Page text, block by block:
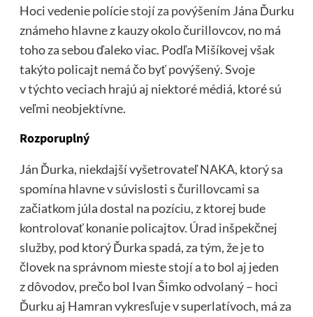
Hoci vedenie políciestojí za povýšením Jána Ďurku
známeho hlavne z kauzy okolo čurillovcov, no má
toho za sebou ďaleko viac. Podľa Mišíkovej však
takýto policajt nemá čo byť povýšený. Svoje
v týchto veciach hrajú aj niektoré médiá, ktoré sú
veľmi neobjektívne.
Rozporuplný
Ján Ďurka, niekdajší vyšetrovateľ NAKA, ktorý sa
spomína hlavne v súvislosti s čurillovcami sa
začiatkom júla dostal na pozíciu, z ktorej bude
kontrolovať konanie policajtov. Úrad inšpekčnej
služby, pod ktorý Ďurka spadá, za tým, že je to
človek na správnom mieste stojí a to bol aj jeden
z dôvodov, prečo bol Ivan Šimko odvolaný – hoci
Ďurku aj Hamran vykresľuje v superlatívoch, má za